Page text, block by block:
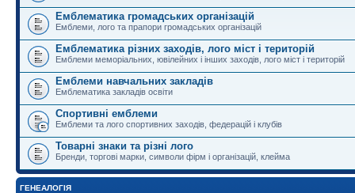
Емблематика громадських організацій
Емблеми, лого та прапори громадських організацій
Емблематика різних заходів, лого міст і територій
Емблеми меморіальних, ювілейних і інших заходів, лого міст і територій
Емблеми навчальних закладів
Емблематика закладів освіти
Спортивні емблеми
Емблеми та лого спортивних заходів, федерацій і клубів
Товарні знаки та різні лого
Бренди, торгові марки, символи фірм і організацій, клейма
ГЕНЕАЛОГІЯ